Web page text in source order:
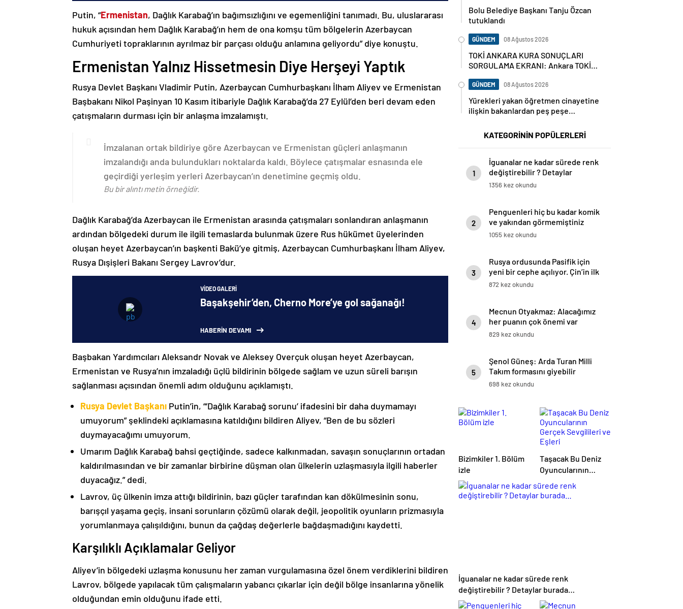
Putin, “Ermenistan, Dağlık Karabağ’ın bağımsızlığını ve egemenliğini tanımadı. Bu, uluslararası
hukuk açısından hem Dağlık Karabağ’ın hem de ona komşu tüm bölgelerin Azerbaycan
Cumhuriyeti topraklarının ayrılmaz bir parçası olduğu anlamına geliyordu” diye konuştu.
Ermenistan Yalnız Hissetmesin Diye Herşeyi Yaptık
Rusya Devlet Başkanı Vladimir Putin, Azerbaycan Cumhurbaşkanı İlham Aliyev ve Ermenistan
Başbakanı Nikol Paşinyan 10 Kasım itibariyle Dağlık Karabağ’da 27 Eylül’den beri devam eden
çatışmaların durması için bir anlaşma imzalamıştı.
İmzalanan ortak bildiriye göre Azerbaycan ve Ermenistan güçleri anlaşmanın
imzalandığı anda bulundukları noktalarda kaldı. Böylece çatışmalar esnasında ele
geçirdiği yerleşim yerleri Azerbaycan’ın denetimine geçmiş oldu.
Bu bir alıntı metin örneğidir.
Dağlık Karabağ’da Azerbaycan ile Ermenistan arasında çatışmaları sonlandıran anlaşmanın
ardından bölgedeki durum ile ilgili temaslarda bulunmak üzere Rus hükümet üyelerinden
oluşan heyet Azerbaycan’ın başkenti Bakü’ye gitmiş, Azerbaycan Cumhurbaşkanı İlham Aliyev,
Rusya Dışişleri Bakanı Sergey Lavrov’dur.
VIDEO GALERI
Başakşehir’den, Cherno More’ye gol sağanağı!
HABERİN DEVAMI
Başbakan Yardımcıları Aleksandr Novak ve Aleksey Overçuk oluşan heyet Azerbaycan,
Ermenistan ve Rusya’nın imzaladığı üçlü bildirinin bölgede sağlam ve uzun süreli barışın
sağlanması açısından önemli adım olduğunu açıklamıştı.
Rusya Devlet Başkanı Putin’in, “‘Dağlık Karabağ sorunu’ ifadesini bir daha duymamayı
umuyorum” şeklindeki açıklamasına katıldığını bildiren Aliyev, “Ben de bu sözleri
duymayacağımı umuyorum.
Umarım Dağlık Karabağ bahsi geçtiğinde, sadece kalkınmadan, savaşın sonuçlarının ortadan
kaldırılmasından ve bir zamanlar birbirine düşman olan ülkelerin uzlaşmasıyla ilgili haberler
duyacağız.” dedi.
Lavrov, üç ülkenin imza attığı bildirinin, bazı güçler tarafından kan dökülmesinin sonu,
barışçıl yaşama geçiş, insani sorunların çözümü olarak değil, jeopolitik oyunların prizmasıyla
yorumlanmaya çalışıldığını, bunun da çağdaş değerlerle bağdaşmadığını kaydetti.
Karşılıklı Açıklamalar Geliyor
Aliyev’in bölgedeki uzlaşma konusunu her zaman vurgulamasına özel önem verdiklerini bildiren
Lavrov, bölgede yapılacak tüm çalışmaların yabancı çıkarlar için değil bölge insanlarına yönelik
olduğundan emin olduğunu ifade etti.
Bolu Belediye Başkanı Tanju Özcan
tutuklandı
GÜNDEM 08 Ağustos 2026
TOKİ ANKARA KURA SONUÇLARI
SORGULAMA EKRANI: Ankara TOKİ
YEDEK) Ankara kura sonuçları nasıl,
nereden sorgulanır?
GÜNDEM 08 Ağustos 2026
Yürekleri yakan öğretmen cinayetine
ilişkin bakanlardan peş peşe
KATEGORİNİN POPÜLERLERİ
1
İguanalar ne kadar sürede renk
değiştirebilir ? Detaylar
burada…
1356 kez okundu
2
Penguenleri hiç bu kadar komik
ve yakından görmemiştiniz
1055 kez okundu
3
Rusya ordusunda Pasifik için
yeni bir cephe açılıyor. Çin’in ilk
tepkisi!
872 kez okundu
4
Mecnun Otyakmaz: Alacağımız
her puanın çok önemi var
829 kez okundu
5
Şenol Güneş: Arda Turan Milli
Takım formasını giyebilir
698 kez okundu
Bizimkiler 1. Bölüm
izle
Taşacak Bu Deniz
Oyuncularının
Gerçek Sevgilileri
ve Eşleri
İguanalar ne kadar sürede renk
değiştirebilir ? Detaylar burada…